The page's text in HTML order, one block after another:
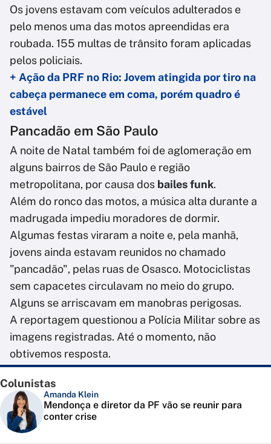
Os jovens estavam com veículos adulterados e
pelo menos uma das motos apreendidas era
roubada. 155 multas de trânsito foram aplicadas
pelos policiais.
+ Ação da PRF no Rio: Jovem atingida por tiro na
cabeça permanece em coma, porém quadro é
estável
Pancadão em São Paulo
A noite de Natal também foi de aglomeração em
alguns bairros de São Paulo e região
metropolitana, por causa dos bailes funk.
Além do ronco das motos, a música alta durante a
madrugada impediu moradores de dormir.
Algumas festas viraram a noite e, pela manhã,
jovens ainda estavam reunidos no chamado
"pancadão", pelas ruas de Osasco. Motociclistas
sem capacetes circulavam no meio do grupo.
Alguns se arriscavam em manobras perigosas.
A reportagem questionou a Polícia Militar sobre as
imagens registradas. Até o momento, não
obtivemos resposta.
Colunistas
Amanda Klein
Mendonça e diretor da PF vão se reunir para
conter crise